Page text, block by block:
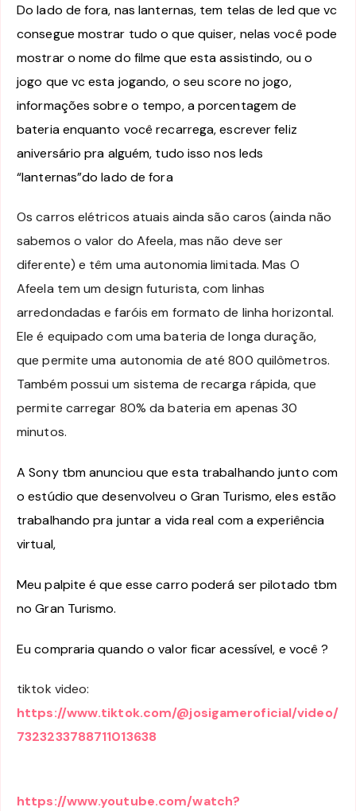
Do lado de fora, nas lanternas, tem telas de led que vc
consegue mostrar tudo o que quiser, nelas você pode
mostrar o nome do filme que esta assistindo, ou o
jogo que vc esta jogando, o seu score no jogo,
informações sobre o tempo, a porcentagem de
bateria enquanto você recarrega, escrever feliz
aniversário pra alguém, tudo isso nos leds
“lanternas”do lado de fora
Os carros elétricos atuais ainda são caros (ainda não
sabemos o valor do Afeela, mas não deve ser
diferente) e têm uma autonomia limitada. Mas O
Afeela tem um design futurista, com linhas
arredondadas e faróis em formato de linha horizontal.
Ele é equipado com uma bateria de longa duração,
que permite uma autonomia de até 800 quilômetros.
Também possui um sistema de recarga rápida, que
permite carregar 80% da bateria em apenas 30
minutos.
A Sony tbm anunciou que esta trabalhando junto com
o estúdio que desenvolveu o Gran Turismo, eles estão
trabalhando pra juntar a vida real com a experiência
virtual,
Meu palpite é que esse carro poderá ser pilotado tbm
no Gran Turismo.
Eu compraria quando o valor ficar acessível, e você ?
tiktok video:
https://www.tiktok.com/@josigameroficial/video/
7323233788711013638
https://www.youtube.com/watch?